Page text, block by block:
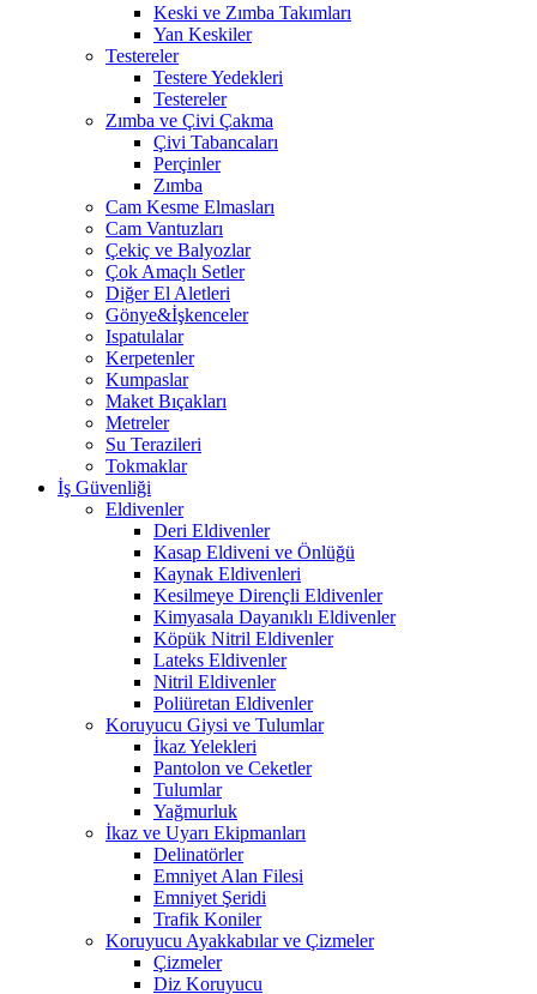
Keski ve Zımba Takımları
Yan Keskiler
Testereler
Testere Yedekleri
Testereler
Zımba ve Çivi Çakma
Çivi Tabancaları
Perçinler
Zımba
Cam Kesme Elmasları
Cam Vantuzları
Çekiç ve Balyozlar
Çok Amaçlı Setler
Diğer El Aletleri
Gönye&İşkenceler
Ispatulalar
Kerpetenler
Kumpaslar
Maket Bıçakları
Metreler
Su Terazileri
Tokmaklar
İş Güvenliği
Eldivenler
Deri Eldivenler
Kasap Eldiveni ve Önlüğü
Kaynak Eldivenleri
Kesilmeye Dirençli Eldivenler
Kimyasala Dayanıklı Eldivenler
Köpük Nitril Eldivenler
Lateks Eldivenler
Nitril Eldivenler
Poliüretan Eldivenler
Koruyucu Giysi ve Tulumlar
İkaz Yelekleri
Pantolon ve Ceketler
Tulumlar
Yağmurluk
İkaz ve Uyarı Ekipmanları
Delinatörler
Emniyet Alan Filesi
Emniyet Şeridi
Trafik Koniler
Koruyucu Ayakkabılar ve Çizmeler
Çizmeler
Diz Koruyucu